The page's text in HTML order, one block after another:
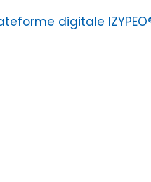
digitale